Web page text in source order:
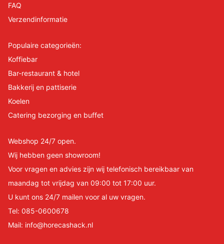
FAQ
Verzendinformatie
Populaire categorieën:
Koffiebar
Bar-restaurant & hotel
Bakkerij en pattiserie
Koelen
Catering bezorging en buffet
Webshop 24/7 open.
Wij hebben geen showroom!
Voor vragen en advies zijn wij telefonisch bereikbaar van
maandag tot vrijdag van 09:00 tot 17:00 uur.
U kunt ons 24/7 mailen voor al uw vragen.
Tel: 085-0600678
Mail: info@horecashack.nl